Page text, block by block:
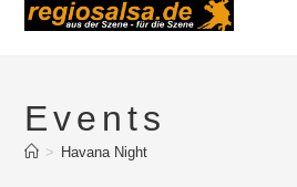
Events
> Havana Night